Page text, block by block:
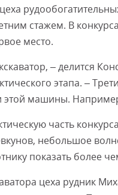
стажем. В
место.
– делится
этапа. –
этой машины.
часть
небольшое
показать более
цеха рудник